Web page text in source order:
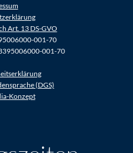
Art. 13 DS-GVO
001-70
001-70
(DGS)
Konzept